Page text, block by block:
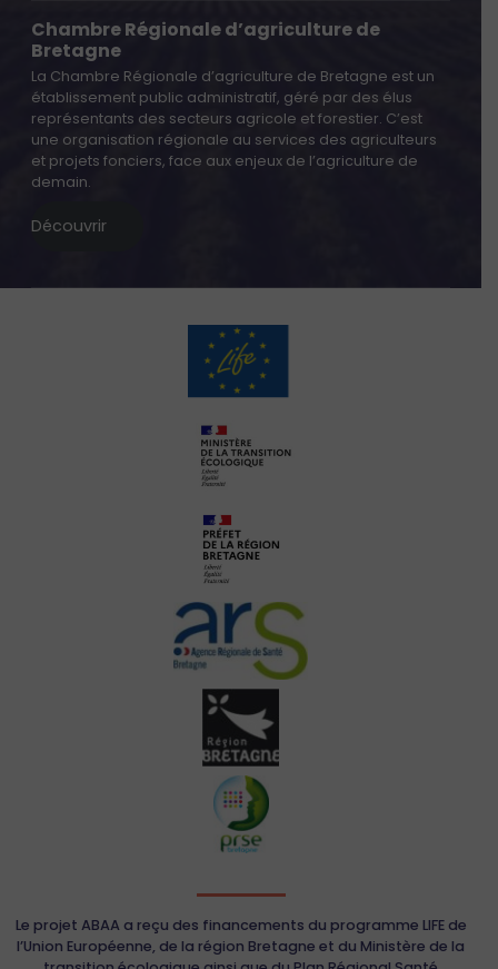
Chambre Régionale d’agriculture de
Bretagne
La Chambre Régionale d’agriculture de Bretagne est un
établissement public administratif, géré par des élus
représentants des secteurs agricole et forestier. C’est
une organisation régionale au services des agriculteurs
et projets fonciers, face aux enjeux de l’agriculture de
demain.
Découvrir
Le projet ABAA a reçu des financements du programme LIFE de
l’Union Européenne, de la région Bretagne et du Ministère de la